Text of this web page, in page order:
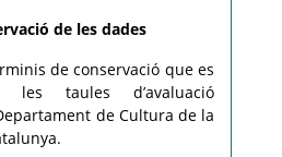
de les dades
de conservació que es
les taules d’avaluació
de Cultura de la